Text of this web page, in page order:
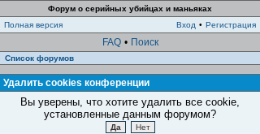
Форум о серийных убийцах и маньяках
Полная версия
Вход • Регистрация
FAQ • Поиск
Список форумов
Удалить cookies конференции
Вы уверены, что хотите удалить все cookie,
установленные данным форумом?